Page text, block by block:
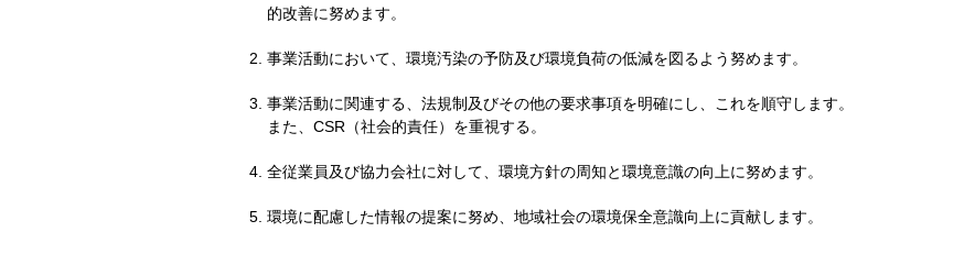
的改善に努めます。
事業活動において、環境汚染の予防及び環境負荷の低減を図るよう努めます。
事業活動に関連する、法規制及びその他の要求事項を明確にし、これを順守します。
また、CSR（社会的責任）を重視する。
全従業員及び協力会社に対して、環境方針の周知と環境意識の向上に努めます。
環境に配慮した情報の提案に努め、地域社会の環境保全意識向上に貢献します。